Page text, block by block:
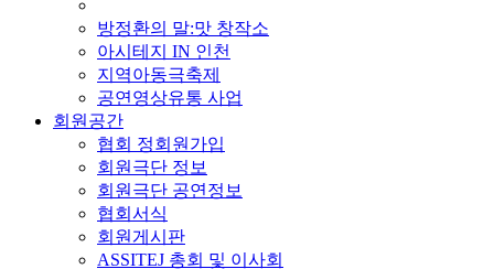
방정환의 말:맛 창작소
아시테지 IN 인천
지역아동극축제
공연영상유통 사업
회원공간
협회 정회원가입
회원극단 정보
회원극단 공연정보
협회서식
회원게시판
ASSITEJ 총회 및 이사회